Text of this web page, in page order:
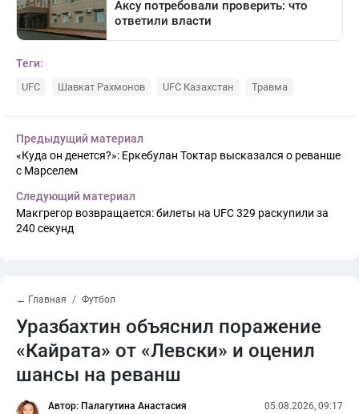
Теги:
UFC Шавкат Рахмонов UFC Казахстан Травма
Предыдущий материал
«Куда он денется?»: Еркебулан Токтар высказался о реванше
с Марселем
Следующий материал
Макгрегор возвращается: билеты на UFC 329 раскупили за
240 секунд
← Главная Футбол
Уразбахтин объяснил поражение
«Кайрата» от «Левски» и оценил
шансы на реванш
Автор: Палагутина Анастасия
05.08.2026, 09:17